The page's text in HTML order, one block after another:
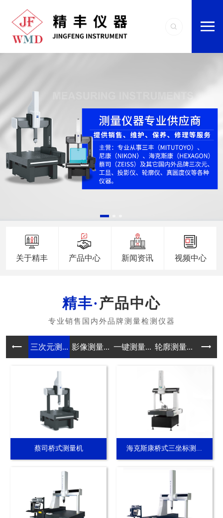
关于精丰 产品中心 新闻资讯 视频中心
产品中心
三次元测... 影像测量... 一键测量... 轮廓测量... 真圆
蔡司桥式测量机 海克斯康桥式三坐标测...